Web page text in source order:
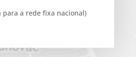
para a rede fixa nacional)